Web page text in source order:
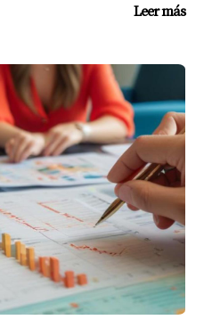
de reuniones de la
el proceso de compra o
litigios pendientes?
condo y afectar tu
así que es esencial
Leer más